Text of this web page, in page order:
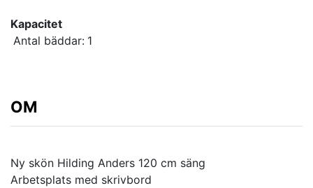
Kapacitet
Antal bäddar: 1
OM
Ny skön Hilding Anders 120 cm säng
Arbetsplats med skrivbord